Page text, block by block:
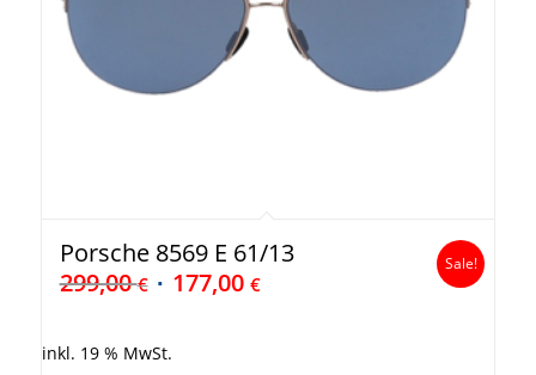
Porsche 8569 E 61/13
299,00€ 177,00 €
Sale!
inkl. 19 % MwSt.